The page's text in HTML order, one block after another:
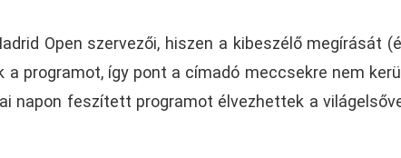
Open szervezői, hiszen a kibeszélő megírását
programot, így pont a címadó meccsekre nem
napon feszített programot élvezhettek a